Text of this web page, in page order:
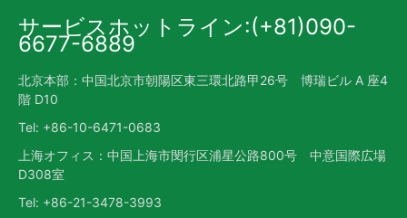
サービスホットライン:(+81)090-
6677-6889
北京本部：中国北京市朝陽区東三環北路甲26号 博瑞ビル A 座4
階 D10
Tel: +86-10-6471-0683
上海オフィス：中国上海市閔行区浦星公路800号 中意国際広場
D308室
Tel: +86-21-3478-3993